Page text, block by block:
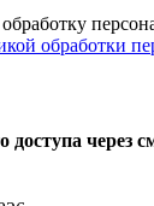
обработки
доступа через